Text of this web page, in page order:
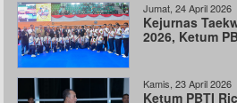
Jumat, 24 April 2026
Kejurnas
2026, Ketum
Kamis, 23 April 2026
Ketum PBTI